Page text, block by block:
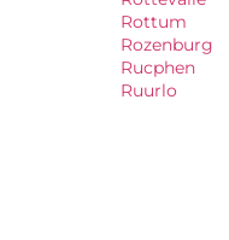
Rottum
Rozenburg
Rucphen
Ruurlo